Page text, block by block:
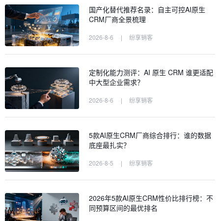
国产化替代推荐名录：自主可控AI原生
CRM厂商全景梳理
2026-8-6 | 纷享销客
定制化能力测评：AI 原生 CRM 谁更适配
中大型企业需求？
2026-8-6 | 纷享销客
5款AI原生CRM厂商综合排行：谁的数据
底座最扎实？
2026-8-5 | 纷享销客
2026年5款AI原生CRM性价比排行榜：不
同预算区间的最优排名